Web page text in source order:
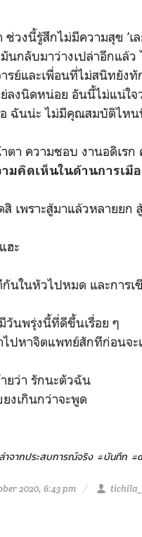
ช่วงนี้รู้สึกไม่มีความสุข ’เล
นกลับมาว่างเปล่าอีกแล้
รย์และเพื่อนที่ไม่สนิทยังทั
ลงนิดหน่อย อันนี้ไม่แน่ใจ
ฉันน่ะ ไม่มีคุณสมบัติไหน
ตา ความชอบ งานอดิเร
มคิดเห็นในด้านการเ
เพราะสู้มาแล้วหลายยก
ฮะ
นในหัวไปหมด และการเ
วันพรุ่งนี้ที่ดีขึ้นเรื่อย ๆ
ไปหาจิตแพทย์สักทีก่อนจ
ยว่า รักนะตัวฉัน
งเกินกว่าจะพูด
ล่าจากประสบการณ์จริง #บันทึก
2020, 6:43 pm tichila_